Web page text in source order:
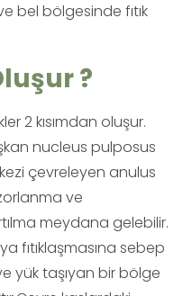
bel bölgesinde fıtık
?
2 kısımdan oluşur.
nucleus pulposus
çevreleyen anulus
ve
meydana gelebilir.
fıtıklaşmasına sebep
yük taşıyan bir bölge